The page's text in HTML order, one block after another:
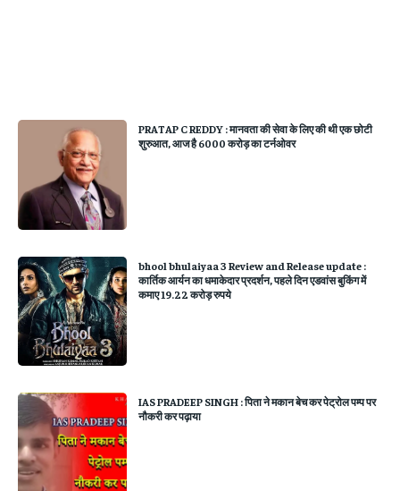
PRATAP C REDDY : मानवता की सेवा के लिए की थी एक छोटी
शुरुआत, आज है 6000 करोड़ का टर्नओवर
bhool bhulaiyaa 3 Review and Release update :
कार्तिक आर्यन का धमाकेदार प्रदर्शन, पहले दिन एडवांस बुकिंग में
कमाए 19.22 करोड़ रुपये
IAS PRADEEP SINGH : पिता ने मकान बेच कर पेट्रोल पम्प पर
नौकरी कर पढ़ाया